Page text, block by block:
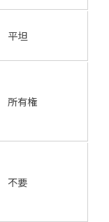
平坦
所有権
不要